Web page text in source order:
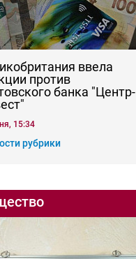
ввела
против
банка "Центр-
15:34
рубрики